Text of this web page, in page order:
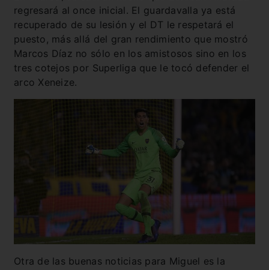
regresará al once inicial. El guardavalla ya está
recuperado de su lesión y el DT le respetará el
puesto, más allá del gran rendimiento que mostró
Marcos Díaz no sólo en los amistosos sino en los
tres cotejos por Superliga que le tocó defender el
arco Xeneize.
Otra de las buenas noticias para Miguel es la